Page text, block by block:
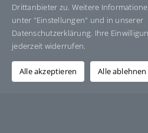
Über den Autor: Grafik-
Drittanbieter zu. Weitere
unter "Einstellungen" und in unserer
Datenschutzerklärung. Ihre
jederzeit widerrufen.
Alle akzeptieren Alle ablehnen